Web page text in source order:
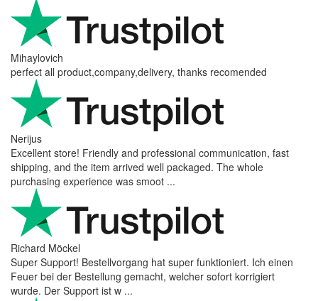
Mihaylovich
perfect all product,company,delivery, thanks recomended
Nerijus
Excellent store! Friendly and professional communication, fast
shipping, and the item arrived well packaged. The whole
purchasing experience was smoot ...
Richard Möckel
Super Support! Bestellvorgang hat super funktioniert. Ich einen
Feuer bei der Bestellung gemacht, welcher sofort korrigiert
wurde. Der Support ist w ...